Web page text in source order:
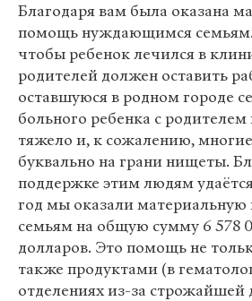
Благодаря вам была оказана
помощь нуждающимся семьям.
чтобы ребенок лечился в
родителей должен оставить
оставшуюся в родном городе
больного ребенка с родителем
тяжело и, к сожалению,
буквально на грани нищеты.
поддержке этим людям
год мы оказали
семьям на общую сумму 6 578
долларов. Это помощь не
также продуктами (в
отделениях из-за строжайшей